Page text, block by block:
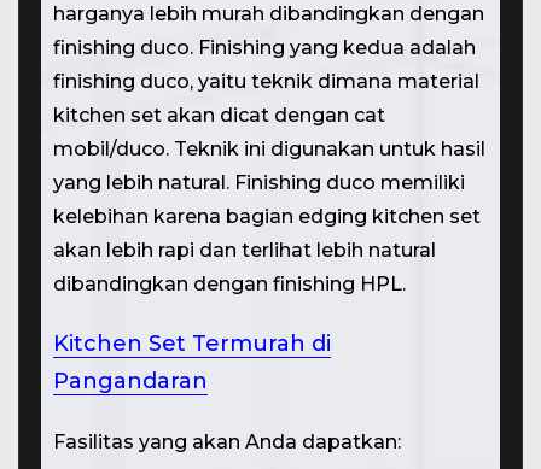
harganya lebih murah dibandingkan dengan
finishing duco. Finishing yang kedua adalah
finishing duco, yaitu teknik dimana material
kitchen set akan dicat dengan cat
mobil/duco. Teknik ini digunakan untuk hasil
yang lebih natural. Finishing duco memiliki
kelebihan karena bagian edging kitchen set
akan lebih rapi dan terlihat lebih natural
dibandingkan dengan finishing HPL.
Kitchen Set Termurah di
Pangandaran
Fasilitas yang akan Anda dapatkan: